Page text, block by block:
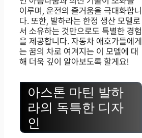
이루며, 운전의 즐거움을 극대화합니
다. 또한, 발하라는 한정 생산 모델로
서 소유하는 것만으로도 특별한 경험
을 제공합니다. 자동차 애호가들에게
는 꿈의 차로 여겨지는 이 모델에 대
해 더욱 깊이 알아보도록 할게요!
아스톤 마틴 발하
라의 독특한 디자
인